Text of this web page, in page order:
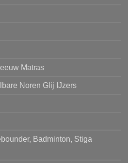
Matras
Noren Glij IJzers
Badminton, Stiga